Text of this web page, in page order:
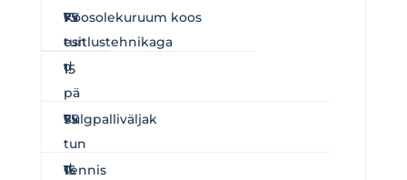
1
tun
d
15
ev
75
Koosolekuruum koos
esitlustehnikaga
1
tun
d
15
1
pä
ev
75
Sulgpalliväljak
1
Tennis